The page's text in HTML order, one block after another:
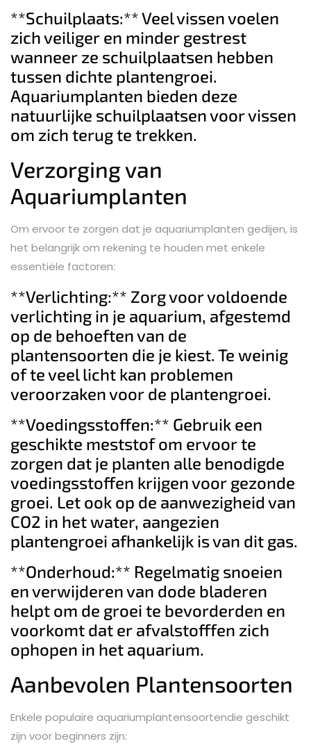
**Schuilplaats:** Veel vissen voelen
zich veiliger en minder gestrest
wanneer ze schuilplaatsen hebben
tussen dichte plantengroei.
Aquariumplanten bieden deze
natuurlijke schuilplaatsen voor vissen
om zich terug te trekken.
Verzorging van
Aquariumplanten
Om ervoor te zorgen dat je aquariumplanten gedijen, is
het belangrijk om rekening te houden met enkele
essentiële factoren:
**Verlichting:** Zorg voor voldoende
verlichting in je aquarium, afgestemd
op de behoeften van de
plantensoorten die je kiest. Te weinig
of te veel licht kan problemen
veroorzaken voor de plantengroei.
**Voedingsstoffen:** Gebruik een
geschikte meststof om ervoor te
zorgen dat je planten alle benodigde
voedingsstoffen krijgen voor gezonde
groei. Let ook op de aanwezigheid van
CO2 in het water, aangezien
plantengroei afhankelijk is van dit gas.
**Onderhoud:** Regelmatig snoeien
en verwijderen van dode bladeren
helpt om de groei te bevorderden en
voorkomt dat er afvalstofffen zich
ophopen in het aquarium.
Aanbevolen Plantensoorten
Enkele populaire aquariumplantensoortendie geschikt
zijn voor beginners zijn: